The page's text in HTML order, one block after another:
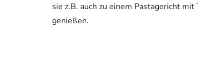
sie z.B. auch zu einem Pastagericht
genießen.